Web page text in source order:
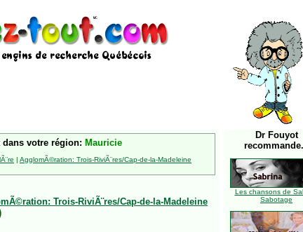
dans votre région: Mauricie
| AgglomÃ©ration: Trois-RiviÃ¨res/Cap-de-la-Madeleine
Trois-RiviÃ¨res/Cap-de-la-Madeleine
Dr Fouyot
Les chansons de
Sabotage